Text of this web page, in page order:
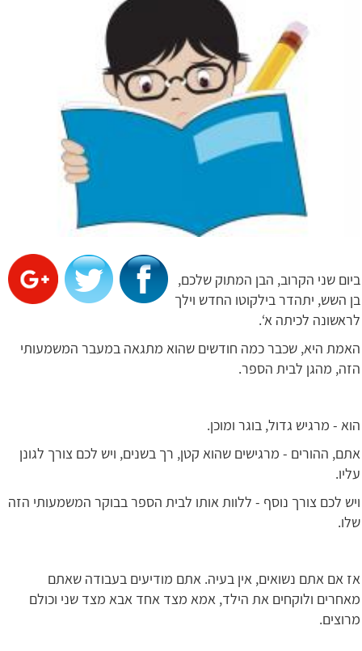
ביום שני הקרוב, הבן המתוק שלכם,
בן השש, יתהדר בילקוטו החדש וילך
לראשונה לכיתה א‘.
האמת היא, שכבר כמה חודשים שהוא מתגאה במעבר המשמעותי
הזה, מהגן לבית הספר.
הוא - מרגיש גדול, בוגר ומוכן.
אתם, ההורים - מרגישים שהוא קטן, רך בשנים, ויש לכם צורך לגונן
עליו.
ויש לכם צורך נוסף - ללוות אותו לבית הספר בבוקר המשמעותי הזה
שלו.
אז אם אתם נשואים, אין בעיה. אתם מודיעים בעבודה שאתם
מאחרים ולוקחים את הילד, אמא מצד אחד אבא מצד שני וכולם
מרוצים.